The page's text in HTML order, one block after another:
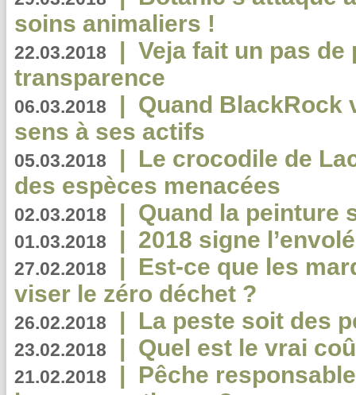
soins animaliers !
22.03.2018 | Veja fait un pas de
transparence
06.03.2018 | Quand BlackRock
sens à ses actifs
05.03.2018 | Le crocodile de
des espèces menacées
02.03.2018 | Quand la peinture
01.03.2018 | 2018 signe
27.02.2018 | Est-ce que les
viser le zéro déchet ?
26.02.2018 | La peste soit des
23.02.2018 | Quel est le vrai
21.02.2018 | Pêche